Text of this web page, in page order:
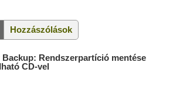
Hozzászólások
Backup: Rendszerpartíció mentése
CD-vel